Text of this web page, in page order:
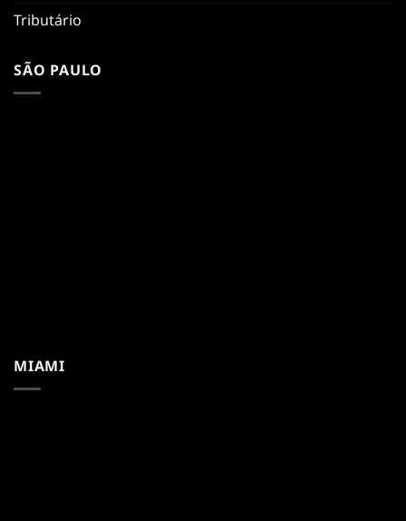
Tributário
SÃO PAULO
MIAMI